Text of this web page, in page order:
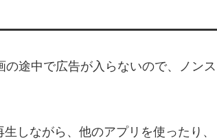
の途中で広告が入らないので、ノンス
しながら、他のアプリを使ったり、